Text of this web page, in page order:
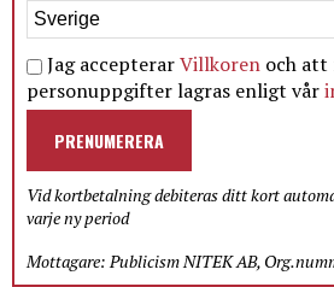
Jag accepterarVillkoren och att
personuppgifter lagras enligt vår
PRENUMERERA
Vid kortbetalning debiteras ditt kort
varje ny period
Mottagare: Publicism NITEK AB,